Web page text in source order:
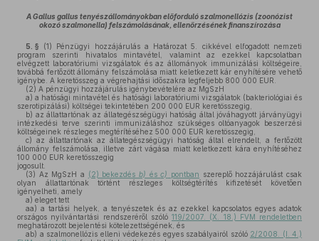
A Gallus gallus tenyészállományokban előforduló szalmonellózis (zoonózist
okozó szalmonella) felszámolásának, ellenőrzésének finanszírozása
5. § (1)
Pénzügyi hozzájárulás a Határozat 5. cikkével elfogadott nemzeti
program szerinti hivatalos mintavétel, valamint az ezekkel kapcsolatban
elvégzett laboratóriumi vizsgálatok és az állományok immunizálási költségeire,
továbbá fertőzött állomány felszámolása miatt keletkezett kár enyhítésére vehető
igénybe. A keretösszeg a végrehajtási időszakra legfeljebb 800 000 EUR.
(2) A pénzügyi hozzájárulás igénybevételére az MgSzH
a) a hatósági mintavétel és hatósági laboratóriumi vizsgálatok (bakteriológiai és
szerotipizálási) költségei tekintetében 200 000 EUR keretösszegig,
b) az állattartónak az állategészségügyi hatóság által jóváhagyott járványügyi
intézkedési terve szerinti immunizáláshoz szükséges oltóanyagok beszerzési
költségeinek részleges megtérítéséhez 500 000 EUR keretösszegig,
c) az állattartónak az állategészségügyi hatóság által elrendelt, a fertőzött
állomány felszámolása, illetve zárt vágása miatt keletkezett kára enyhítéséhez
100 000 EUR keretösszegig
jogosult.
(3) Az MgSzH a (2) bekezdésb) ésc) pontban szereplő hozzájárulást csak
olyan állattartónak történt részleges költségtérítés kifizetését követően
igényelheti, amely
a) eleget tett
aa) a tartási helyek, a tenyészetek és az ezekkel kapcsolatos egyes adatok
országos nyilvántartási rendszeréről szóló 119/2007. (X. 18.) FVM rendeletben
meghatározott bejelentési kötelezettségének, és
ab) a szalmonellózis elleni védekezés egyes szabályairól szóló 2/2008. (I. 4.)